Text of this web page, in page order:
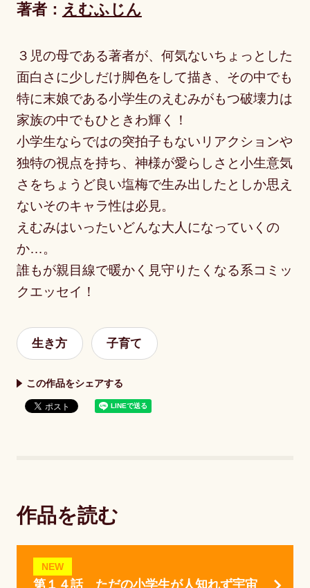
著者： えむふじん
３児の母である著者が、何気ないちょっとした
面白さに少しだけ脚色をして描き、その中でも
特に末娘である小学生のえむみがもつ破壊力は
家族の中でもひときわ輝く！
小学生ならではの突拍子もないリアクションや
独特の視点を持ち、神様が愛らしさと小生意気
さをちょうど良い塩梅で生み出したとしか思え
ないそのキャラ性は必見。
えむみはいったいどんな大人になっていくの
か…。
誰もが親目線で暖かく見守りたくなる系コミッ
クエッセイ！
生き方 子育て
この作品をシェアする
作品を読む
NEW
第１４話 ただの小学生が人知れず宇宙